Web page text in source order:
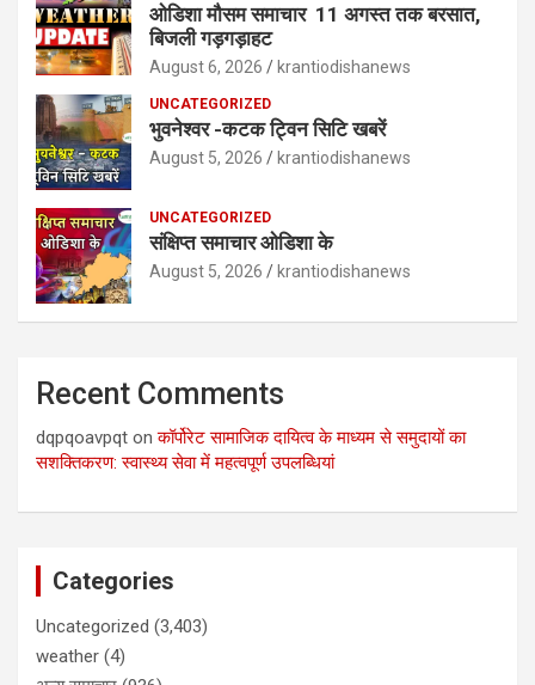
ओडिशा मौसम समाचार 11 अगस्त तक बरसात,
बिजली गड़गड़ाहट
August 6, 2026 krantiodishanews
UNCATEGORIZED
भुवनेश्वर -कटक ट्विन सिटि खबरें
August 5, 2026 krantiodishanews
UNCATEGORIZED
संक्षिप्त समाचार ओडिशा के
August 5, 2026 krantiodishanews
Recent Comments
dqpqoavpqt onकॉर्पोरेट सामाजिक दायित्व के माध्यम से समुदायों का
सशक्तिकरण: स्वास्थ्य सेवा में महत्वपूर्ण उपलब्धियां
Categories
Uncategorized (3,403)
weather (4)